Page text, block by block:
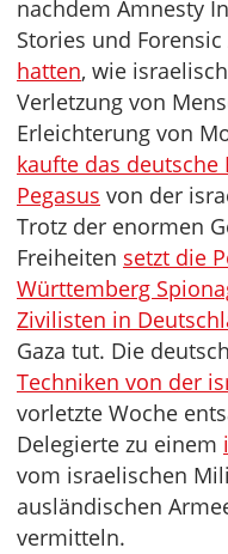
nachdem Amnesty
Stories und
hatten, wie
Verletzung von
Erleichterung von
kaufte das deutsche
Pegasus von der
Trotz der enormen
Freiheiten setzt die
Württemberg
Zivilisten in
Gaza tut. Die
Techniken von der
vorletzte Woche
Delegierte zu einem
vom israelischen
ausländischen
vermitteln.